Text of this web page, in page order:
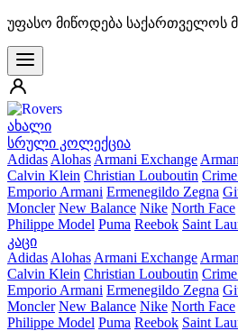
უფასო მიწოდება საქართველოს
ახალი
სრული კოლექცია
Adidas Alohas Armani Exchange
Calvin Klein Christian Louboutin
Emporio Armani Ermenegildo Zegna
Moncler New Balance Nike North Face
Philippe Model Puma Reebok Saint
კაცი
Adidas Alohas Armani Exchange
Calvin Klein Christian Louboutin
Emporio Armani Ermenegildo Zegna
Moncler New Balance Nike North Face
Philippe Model Puma Reebok Saint